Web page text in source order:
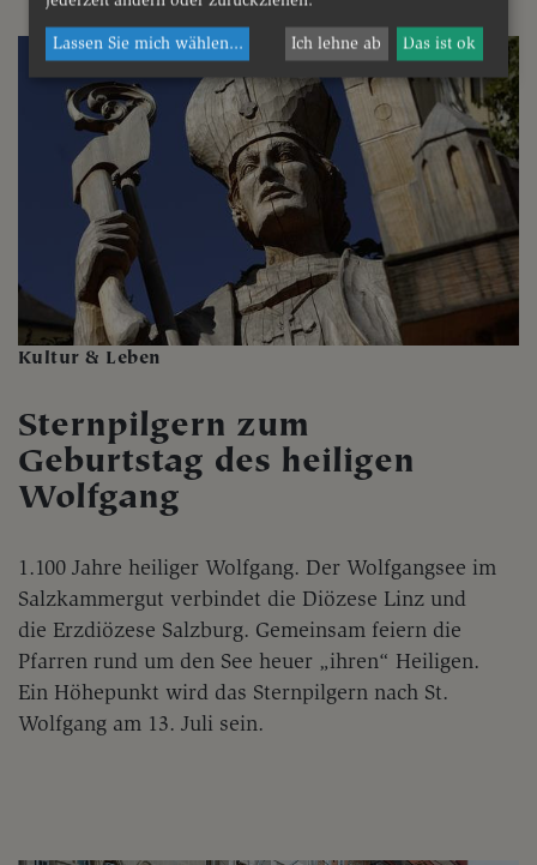
Kultur & Leben
Sternpilgern zum
Geburtstag des heiligen
Wolfgang
1.100 Jahre heiliger Wolfgang. Der Wolfgangsee im
Salzkammergut verbindet die Diözese Linz und
die Erzdiözese Salzburg. Gemeinsam feiern die
Pfarren rund um den See heuer „ihren“ Heiligen.
Ein Höhepunkt wird das Sternpilgern nach St.
Wolfgang am 13. Juli sein.
Lassen Sie mich wählen... Ich lehne ab Das ist ok